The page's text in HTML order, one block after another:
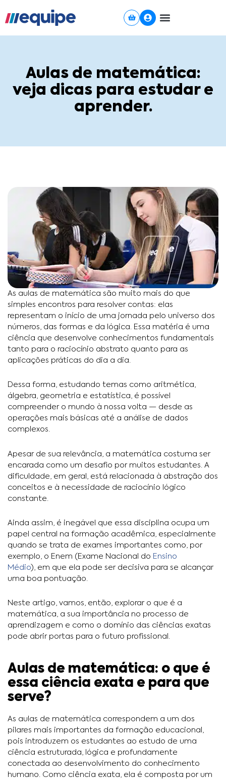
para
Aulas de matemática:
veja dicas para estudar e
aprender.
As aulas de matemática são muito mais do que
simples encontros para resolver contas: elas
representam o início de uma jornada pelo universo dos
números, das formas e da lógica. Essa matéria é uma
ciência que desenvolve conhecimentos fundamentais
tanto para o raciocínio abstrato quanto para as
aplicações práticas do dia a dia.
Dessa forma, estudando temas como aritmética,
álgebra, geometria e estatística, é possível
compreender o mundo à nossa volta — desde as
operações mais básicas até a análise de dados
complexos.
Apesar de sua relevância, a matemática costuma ser
encarada como um desafio por muitos estudantes. A
dificuldade, em geral, está relacionada à abstração dos
conceitos e à necessidade de raciocínio lógico
constante.
Ainda assim, é inegável que essa disciplina ocupa um
papel central na formação acadêmica, especialmente
quando se trata de exames importantes como, por
exemplo, o Enem (Exame Nacional do Ensino
Médio), em que ela pode ser decisiva para se alcançar
uma boa pontuação.
Neste artigo, vamos, então, explorar o que é a
matemática, a sua importância no processo de
aprendizagem e como o domínio das ciências exatas
pode abrir portas para o futuro profissional.
Aulas de matemática: o que é
essa ciência exata e para que
serve?
As aulas de matemática correspondem a um dos
pilares mais importantes da formação educacional,
pois introduzem os estudantes ao estudo de uma
ciência estruturada, lógica e profundamente
conectada ao desenvolvimento do conhecimento
humano. Como ciência exata, ela é composta por um